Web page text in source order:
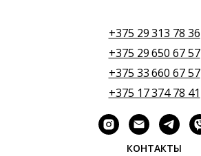
+375 29 313 78 36
+375 29 650 67 57
+375 33 660 67 57
+375 17 374 78 41
КОНТАКТЫ